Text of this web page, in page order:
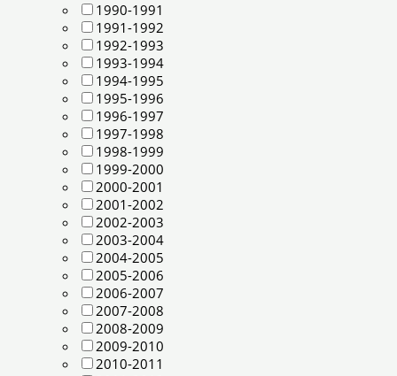
1990-1991
1991-1992
1992-1993
1993-1994
1994-1995
1995-1996
1996-1997
1997-1998
1998-1999
1999-2000
2000-2001
2001-2002
2002-2003
2003-2004
2004-2005
2005-2006
2006-2007
2007-2008
2008-2009
2009-2010
2010-2011